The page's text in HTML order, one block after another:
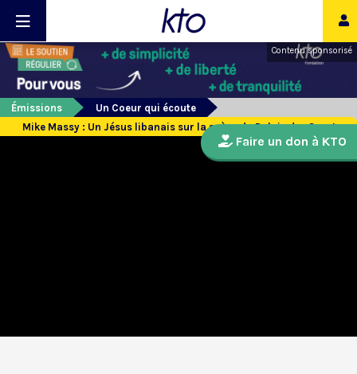
Contenu sponsorisé
Émissions
Un Coeur qui écoute
Mike Massy : Un Jésus libanais sur la scène du Palais des Sports
Faire un don à KTO